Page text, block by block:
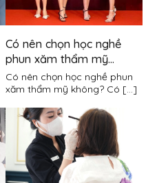
Có nên chọn học nghề
phun xăm thẩm mỹ
không?
Có nên chọn học nghề phun
xăm thẩm mỹ không? Có [...]